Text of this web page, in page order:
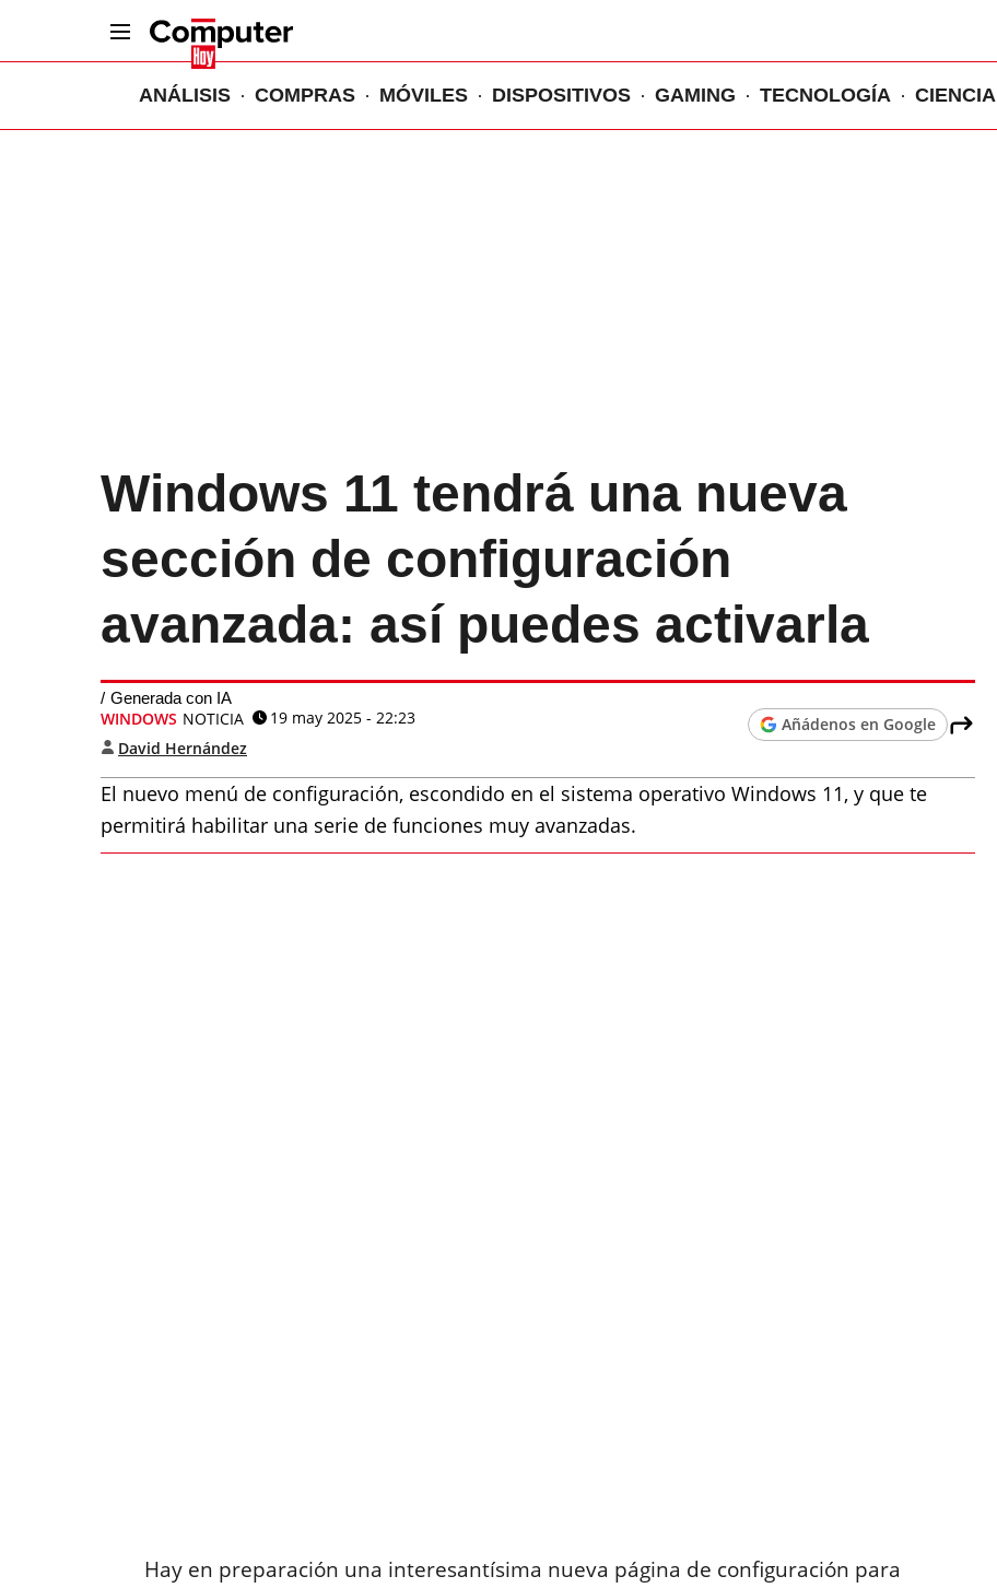
ANÁLISIS COMPRAS MÓVILES DISPOSITIVOS GAMING TECNOLOGÍA CIENCIA
Windows 11 tendrá una nueva
sección de configuración
avanzada: así puedes activarla
Generada con IA
WINDOWS NOTICIA
19 may 2025 - 22:23
David Hernández
Añádenos en Google
El nuevo menú de configuración, escondido en el sistema operativo Windows 11, y que te
permitirá habilitar una serie de funciones muy avanzadas.
Hay en preparación una interesantísima nueva página de configuración para